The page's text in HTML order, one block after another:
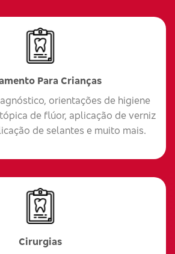
Para Crianças
orientações de higiene
de flúor, aplicação de verniz
de selantes e muito mais.
Cirurgias